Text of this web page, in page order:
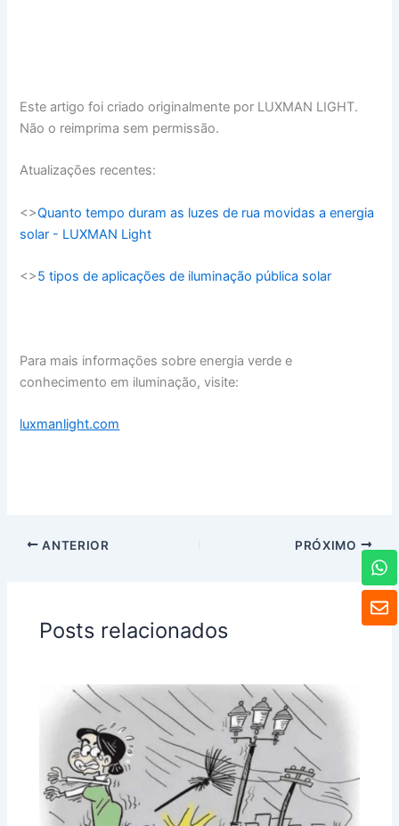
Este artigo foi criado originalmente por LUXMAN LIGHT.
Não o reimprima sem permissão.
Atualizações recentes:
<>Quanto tempo duram as luzes de rua movidas a energia
solar - LUXMAN Light
<>5 tipos de aplicações de iluminação pública solar
Para mais informações sobre energia verde e
conhecimento em iluminação, visite:
luxmanlight.com
ANTERIOR PRÓXIMO
Posts relacionados
E
n
W
h
a
t
s